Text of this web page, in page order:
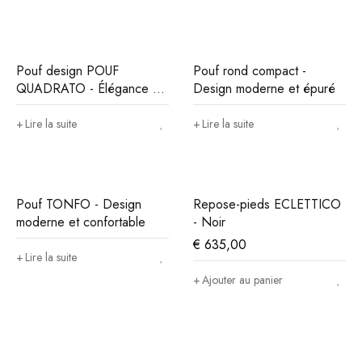
Pouf design POUF
QUADRATO - Élégance et
confort pour votre intérieur
Lire la suite
Pouf rond compact -
Design moderne et épuré
Lire la suite
Pouf TONFO - Design
moderne et confortable
Lire la suite
Repose-pieds ECLETTICO
- Noir
€ 635,00
Ajouter au panier